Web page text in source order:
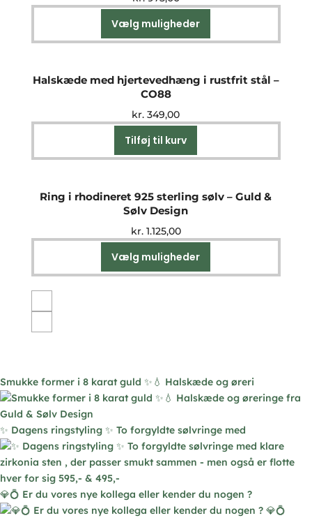
Vælg muligheder
vare
varianter.
kan
Halskæde med hjertevedhæng i rustfrit stål –
CO88
kr. 349,00
Tilføj til kurv
Ring i rhodineret 925 sterling sølv – Guld &
Sølv Design
kr.1.125,00
Vælg muligheder
vare
på
varesiden
Smukke former i 8 karat guld ✨💧 Halskæde og øreri
✨ Dagens ringstyling ✨ To forgyldte sølvringe med
💎💍 Er du vores nye kollega eller kender du nogen ?